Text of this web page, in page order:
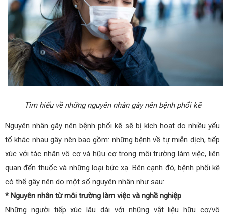
Tìm hiểu về những nguyên nhân gây nên bệnh phổi kẽ
Nguyên nhân gây nên bệnh phổi kẽ sẽ bị kích hoạt do nhiều yếu
tố khác nhau gây nên bao gồm: những bệnh về tự miễn dịch, tiếp
xúc với tác nhân vô cơ và hữu cơ trong môi trường làm việc, liên
quan đến thuốc và những loại bức xạ. Bên cạnh đó, bệnh phổi kẽ
có thể gây nên do một số nguyên nhân như sau:
* Nguyên nhân từ môi trường làm việc và nghề nghiệp
Những người tiếp xúc lâu dài với những vật liệu hữu cơ/vô